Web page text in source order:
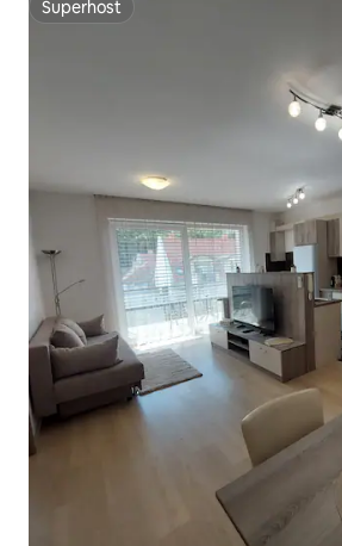
Superhost
Superhost